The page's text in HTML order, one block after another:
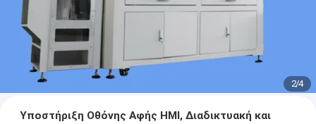
2/4
Υποστήριξη Οθόνης Αφής HMI, Διαδικτυακή και